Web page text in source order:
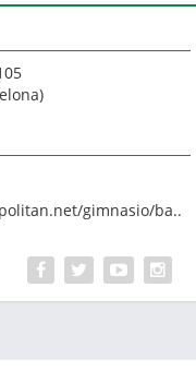
)
gimnasio/ba..